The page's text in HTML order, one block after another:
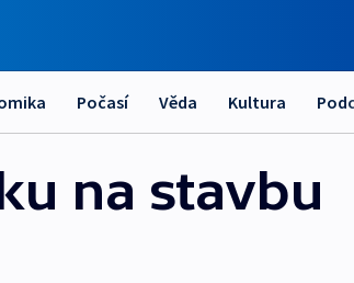
Počasí Věda Kultura
na stavbu